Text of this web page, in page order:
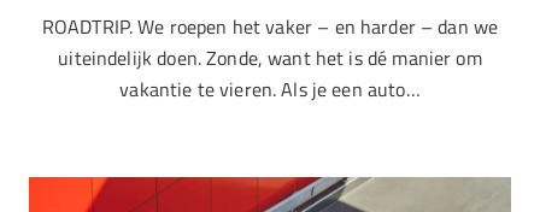
ROADTRIP. We roepen het vaker – en harder – dan we
uiteindelijk doen. Zonde, want het is dé manier om
vakantie te vieren. Als je een auto…